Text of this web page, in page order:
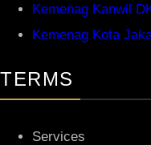
Kemenag Kanwil
Kemenag Kota
TERMS
Services